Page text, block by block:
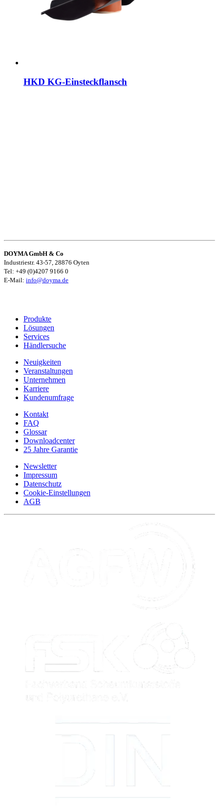
HKD KG-Einsteckflansch
DOYMA GmbH & Co
Industriestr. 43-57, 28876 Oyten
Tel: +49 (0)4207 9166 0
E-Mail: info@doyma.de
Produkte
Lösungen
Services
Händlersuche
Neuigkeiten
Veranstaltungen
Unternehmen
Karriere
Kundenumfrage
Kontakt
FAQ
Glossar
Downloadcenter
25 Jahre Garantie
Newsletter
Impressum
Datenschutz
Cookie-Einstellungen
AGB